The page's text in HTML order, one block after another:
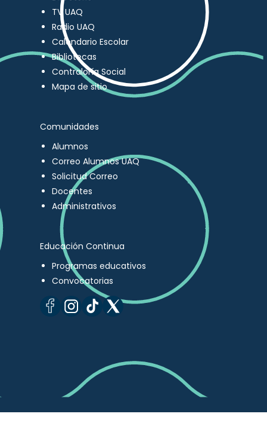
TV UAQ
Radio UAQ
Calendario Escolar
Bibliotecas
Contraloría Social
Mapa de sitio
Comunidades
Alumnos
Correo Alumnos UAQ
Solicitud Correo
Docentes
Administrativos
Educación Continua
Programas educativos
Convocatorias